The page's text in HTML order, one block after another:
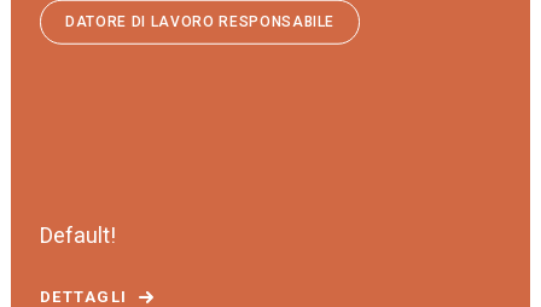
DATORE DI LAVORO RESPONSABILE
Default!
DETTAGLI